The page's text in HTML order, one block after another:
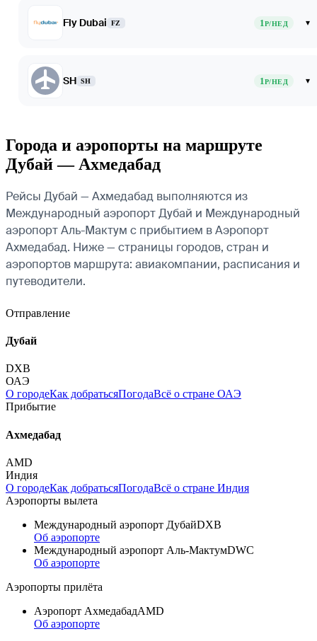
Fly Dubai FZ 1Р/НЕД ▾
SH SH 1Р/НЕД ▾
Города и аэропорты на маршруте
Дубай — Ахмедабад
Рейсы Дубай — Ахмедабад выполняются из
Международный аэропорт Дубай и Международный
аэропорт Аль-Мактум с прибытием в Аэропорт
Ахмедабад. Ниже — страницы городов, стран и
аэропортов маршрута: авиакомпании, расписания и
путеводители.
Отправление
Дубай
DXB
ОАЭ
О городеКак добратьсяПогодаВсё о стране ОАЭ
Прибытие
Ахмедабад
AMD
Индия
О городеКак добратьсяПогодаВсё о стране Индия
Аэропорты вылета
Международный аэропорт ДубайDXB
Об аэропорте
Международный аэропорт Аль-МактумDWC
Об аэропорте
Аэропорты прилёта
Аэропорт АхмедабадAMD
Об аэропорте